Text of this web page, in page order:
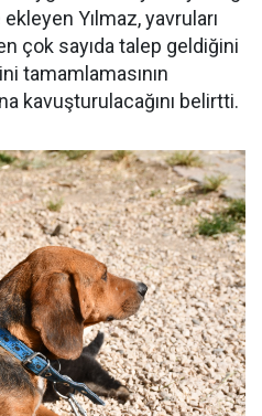
Yılmaz, yavruları
çok sayıda talep geldiğini
tamamlamasının
kavuşturulacağını belirtti.